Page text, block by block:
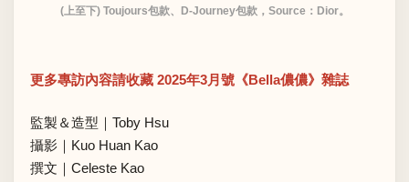
(上至下) Toujours包款、D-Journey包款，Source：Dior。
更多專訪內容請收藏 2025年3月號《Bella儂儂》雜誌
監製＆造型｜Toby Hsu
攝影｜Kuo Huan Kao
撰文｜Celeste Kao